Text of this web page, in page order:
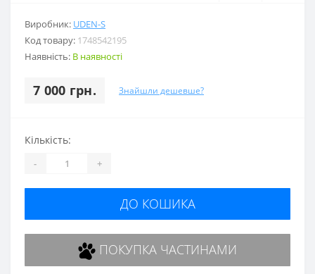
Виробник: UDEN-S
Код товару: 1748542195
Наявність: В наявності
7 000 грн. Знайшли дешевше?
Кількість:
- +
ДО КОШИКА
ПОКУПКА ЧАСТИНАМИ